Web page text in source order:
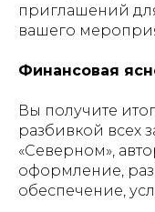
приглашений
вашего
Финансовая
Вы получите
разбивкой всех
«Северном»,
оформление,
обеспечение,